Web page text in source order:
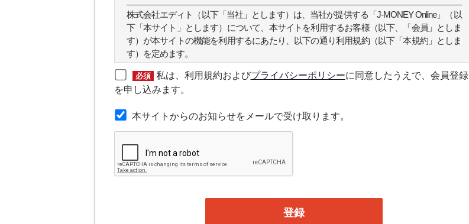
株式会社エディト（以下「当社」とします）は、当社が提供する「J-MONEY Online」（以
下「本サイト」とします）について、本サイトを利用するお客様（以下、「会員」としま
す）が本サイトの機能を利用するにあたり、以下の通り利用規約（以下「本規約」としま
す）を定めます。
第２条（本規約の範囲）
第３条（会員）
本サイトの会員は、機関投資家や金融機関の役職員、事業会社の経営者・財務担当者、そ
の他金融ビジネスに携わる企業や官公庁、研究機関などの役職員、もしくは専門家のいず
れかに該当していることを条件とし、登録の申し込みを行うには、当社が入会を承諾した
ある場合や本規約に違反するおそれがある場合には、当社は会員登録を拒否もしくは抹消
必須 私は、利用規約およびプライバシーポリシーに同意したうえで、会員登録
を申し込みます。
本サイトからのお知らせをメールで受け取ります。